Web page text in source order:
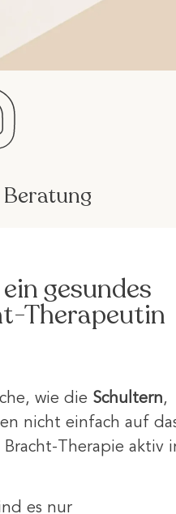
gesundes
Therapeutin
wie die Schultern,
nicht einfach auf
Therapie aktiv
es nur